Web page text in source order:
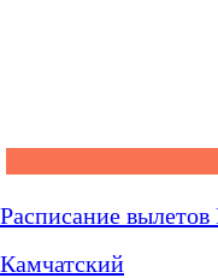
Расписание
Камчатский